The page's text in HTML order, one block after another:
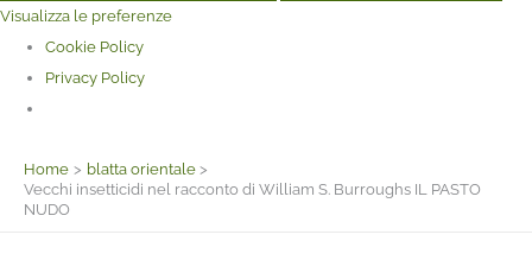
Visualizza le preferenze
Cookie Policy
Privacy Policy
Home
blatta orientale
Vecchi insetticidi nel racconto di William S. Burroughs IL PASTO
NUDO